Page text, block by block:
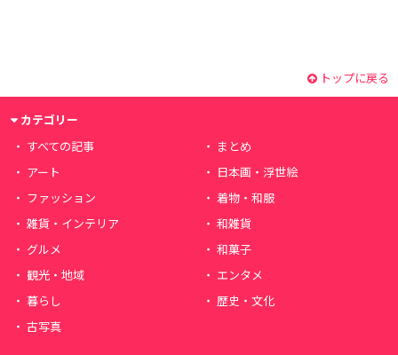
トップに戻る
カテゴリー
すべての記事
まとめ
アート
日本画・浮世絵
ファッション
着物・和服
雑貨・インテリア
和雑貨
グルメ
和菓子
観光・地域
エンタメ
暮らし
歴史・文化
古写真